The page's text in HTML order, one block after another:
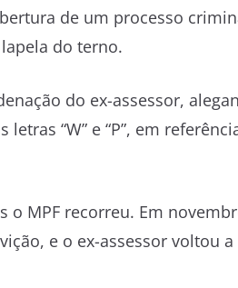
de um processo
do terno.
do ex-assessor,
“W” e “P”, em
MPF recorreu. Em
e o ex-assessor voltou